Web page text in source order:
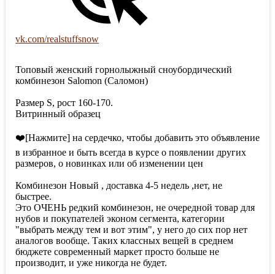
vk.com/realstuffsnow
Топовый женский горнолыжный сноубордический
комбинезон Salomon (Саломон)
Размер S, рост 160-170.
Витринный образец
❤️[Нажмите] на сердечко, чтобы добавить это объявление
в избранное и быть всегда в курсе о появлении других
размеров, о новинках или об изменении цен
Комбинезон Новый , доставка 4-5 недель ,нет, не
быстрее.
Это ОЧЕНЬ редкий комбинезон, не очередной товар для
нубов и покупателей эконом сегмента, категории
"выбрать между тем и вот этим", у него до сих пор нет
аналогов вообще. Таких классных вещей в среднем
бюджете современный маркет просто больше не
производит, и уже никогда не будет.